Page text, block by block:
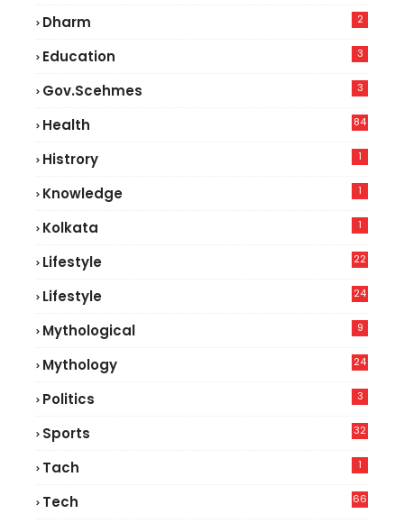
Dharm 2
Education 3
Gov.scehmes 3
Health
84
Histrory 1
Knowledge 1
Kolkata 1
Lifestyle
22
Lifestyle
24
Mythological 9
Mythology 24
Politics 3
Sports 32
Tach 1
Tech
66